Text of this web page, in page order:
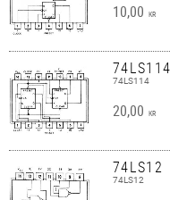
10,00 KR
74LS114
74LS114
20,00 KR
74LS12
74LS12